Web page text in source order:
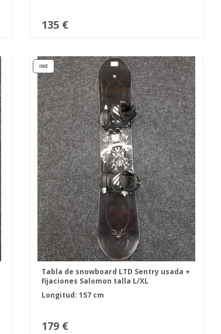
135 €
INE
Tabla de snowboard LTD Sentry usada +
fijaciones Salomon talla L/XL
Longitud: 157 cm
179 €